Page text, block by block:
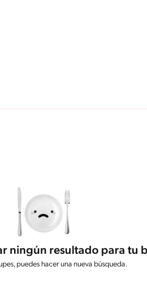
ningún resultado para tu
puedes hacer una nueva búsqueda.